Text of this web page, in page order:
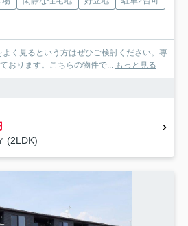
く見るという方はぜひご検討ください。専
おります。こちらの物件で... もっと見る
(2LDK)